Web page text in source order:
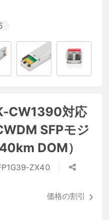
CW1390対応
SFPモジ
DOM）
ZX40
価格の割引